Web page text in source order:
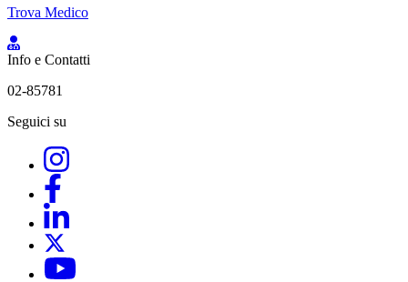
Trova Medico
Info e Contatti
02-85781
Seguici su